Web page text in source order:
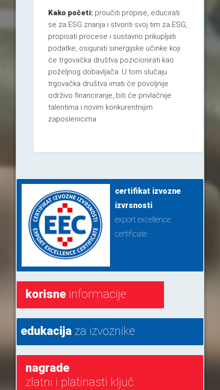
Kako početi:proučiti propise, educirati
se za ESG znanja i stvoriti svoj tim za ESG,
propisati procese i sustavno prikupljati
podatke, osigurati sinergijske učinke koji
će trgovačka društva pozicionirati kao
poželjnog dobavljača. U tom slučaju
trgovačka društva imati će povoljnije
održivo financiranje, biti će privlačnije
talentima i novim konkurentnijim
zaposlenicima.
certifikat izvozne
izvrsnosti
export excellence
certificate
korisneinformacije
edukacijaza izvoznike
nagrade
zlatni i platinasti ključ